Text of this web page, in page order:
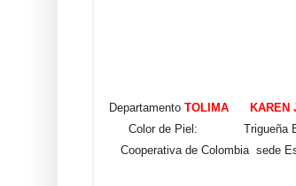
Departamento TOLIMA KAREN
Color de Piel: Trigueña
Cooperativa de Colombia